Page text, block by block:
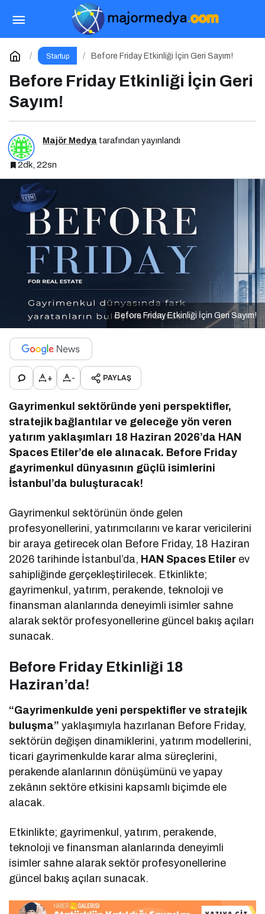
Startup Before Friday Etkinliği İçin Geri Sayım!
Before Friday Etkinliği İçin Geri
Sayım!
Majör Medya tarafından yayınlandı
2dk, 22sn
Before Friday Etkinliği İçin Geri Sayım!
+ - PAYLAŞ
Gayrimenkul sektöründe yeni perspektifler,
stratejik bağlantılar ve geleceğe yön veren
yatırım yaklaşımları 18 Haziran 2026’da HAN
Spaces Etiler’de ele alınacak. Before Friday
gayrimenkul dünyasının güçlü isimlerini
İstanbul’da buluşturacak!
Gayrimenkul sektörünün önde gelen
profesyonellerini, yatırımcılarını ve karar vericilerini
bir araya getirecek olan Before Friday, 18 Haziran
2026 tarihinde İstanbul’da, HAN Spaces Etiler ev
sahipliğinde gerçekleştirilecek. Etkinlikte;
gayrimenkul, yatırım, perakende, teknoloji ve
finansman alanlarında deneyimli isimler sahne
alarak sektör profesyonellerine güncel bakış açıları
sunacak.
Before Friday Etkinliği 18
Haziran’da!
“Gayrimenkulde yeni perspektifler ve stratejik
buluşma” yaklaşımıyla hazırlanan Before Friday,
sektörün değişen dinamiklerini, yatırım modellerini,
ticari gayrimenkulde karar alma süreçlerini,
perakende alanlarının dönüşümünü ve yapay
zekânın sektöre etkisini kapsamlı biçimde ele
alacak.
Etkinlikte; gayrimenkul, yatırım, perakende,
teknoloji ve finansman alanlarında deneyimli
isimler sahne alarak sektör profesyonellerine
güncel bakış açıları sunacak.
Kurumsal İletişim Hakkında Her Şey: Kurumsal
İletişim 2.0 Podcast Serisi
Yorum Yap